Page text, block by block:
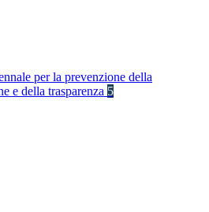
per la prevenzione della
e della trasparenza 5